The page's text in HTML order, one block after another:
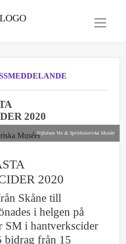
2020
Stiftelsen Vin & Sprithistoriska Muséet
2020
Skåne till
i helgen på
SM i hantverkscider
bidrag från 15